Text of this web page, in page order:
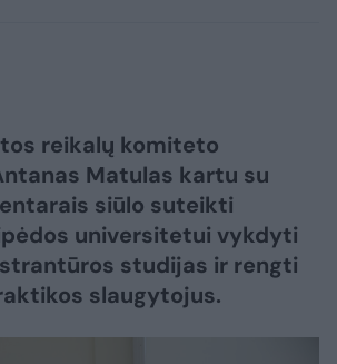
reikalų komiteto
Matulas kartu su
siūlo suteikti
universitetui vykdyti
studijas ir rengti
slaugytojus.